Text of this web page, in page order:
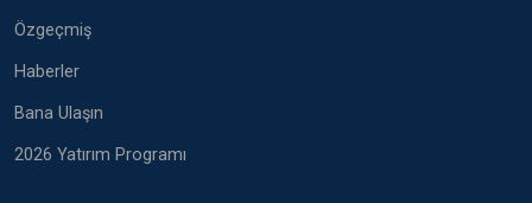
Özgeçmiş
Haberler
Bana Ulaşın
2026 Yatırım Programı